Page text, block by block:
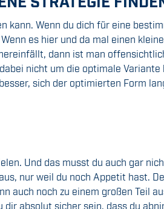
Wenn du dich für eine
es hier und da mal einen
dann ist man
nicht um die optimale
sich der optimierten Form
Und das musst du auch gar
nur weil du noch Appetit hast.
auch noch zu einem großen Teil
absolut sicher sein, dass du